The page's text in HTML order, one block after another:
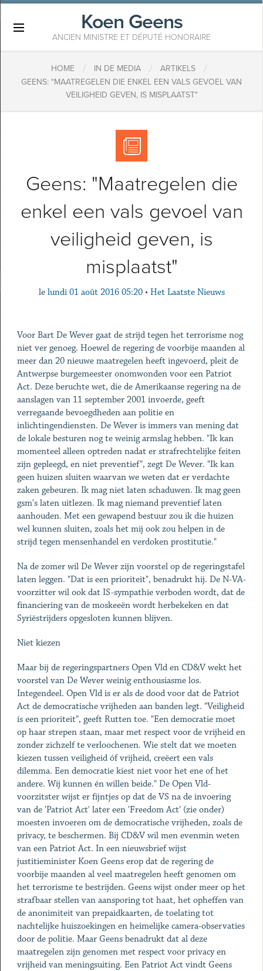
Koen Geens
ANCIEN MINISTRE ET DÉPUTÉ HONORAIRE
HOME / IN DE MEDIA / ARTIKELS /
GEENS: "MAATREGELEN DIE ENKEL EEN VALS GEVOEL VAN
VEILIGHEID GEVEN, IS MISPLAATST"
Geens: "Maatregelen die
enkel een vals gevoel van
veiligheid geven, is
misplaatst"
le lundi 01 août 2016 05:20 • Het Laatste Nieuws
Voor Bart De Wever gaat de strijd tegen het terrorisme nog
niet ver genoeg. Hoewel de regering de voorbije maanden al
meer dan 20 nieuwe maatregelen heeft ingevoerd, pleit de
Antwerpse burgemeester onomwonden voor een Patriot
Act. Deze beruchte wet, die de Amerikaanse regering na de
aanslagen van 11 september 2001 invoerde, geeft
verregaande bevoegdheden aan politie en
inlichtingendiensten. De Wever is immers van mening dat
de lokale besturen nog te weinig armslag hebben. "Ik kan
momenteel alleen optreden nadat er strafrechtelijke feiten
zijn gepleegd, en niet preventief", zegt De Wever. "Ik kan
geen huizen sluiten waarvan we weten dat er verdachte
zaken gebeuren. Ik mag niet laten schaduwen. Ik mag geen
gsm's laten uitlezen. Ik mag niemand preventief laten
aanhouden. Met een gewapend bestuur zou ik die huizen
wel kunnen sluiten, zoals het mij ook zou helpen in de
strijd tegen mensenhandel en verdoken prostitutie."
Na de zomer wil De Wever zijn voorstel op de regeringstafel
laten leggen. "Dat is een prioriteit", benadrukt hij. De N-VA-
voorzitter wil ook dat IS-sympathie verboden wordt, dat de
financiering van de moskeeën wordt herbekeken en dat
Syriëstrijders opgesloten kunnen blijven.
Niet kiezen
Maar bij de regeringspartners Open Vld en CD&V wekt het
voorstel van De Wever weinig enthousiasme los.
Integendeel. Open Vld is er als de dood voor dat de Patriot
Act de democratische vrijheden aan banden legt. "Veiligheid
ís een prioriteit", geeft Rutten toe. "Een democratie moet
op haar strepen staan, maar met respect voor de vrijheid en
zonder zichzelf te verloochenen. Wie stelt dat we moeten
kiezen tussen veiligheid óf vrijheid, creëert een vals
dilemma. Een democratie kiest niet voor het ene of het
andere. Wij kunnen én willen beide." De Open Vld-
voorzitster wijst er fijntjes op dat de VS na de invoering
van de 'Patriot Act' later een 'Freedom Act' (zie onder)
moesten invoeren om de democratische vrijheden, zoals de
privacy, te beschermen. Bij CD&V wil men evenmin weten
van een Patriot Act. In een nieuwsbrief wijst
justitieminister Koen Geens erop dat de regering de
voorbije maanden al veel maatregelen heeft genomen om
het terrorisme te bestrijden. Geens wijst onder meer op het
strafbaar stellen van aansporing tot haat, het opheffen van
de anonimiteit van prepaidkaarten, de toelating tot
nachtelijke huiszoekingen en heimelijke camera-observaties
door de politie. Maar Geens benadrukt dat al deze
maatregelen zijn genomen met respect voor privacy en
vrijheid van meningsuiting. Een Patriot Act vindt Geens